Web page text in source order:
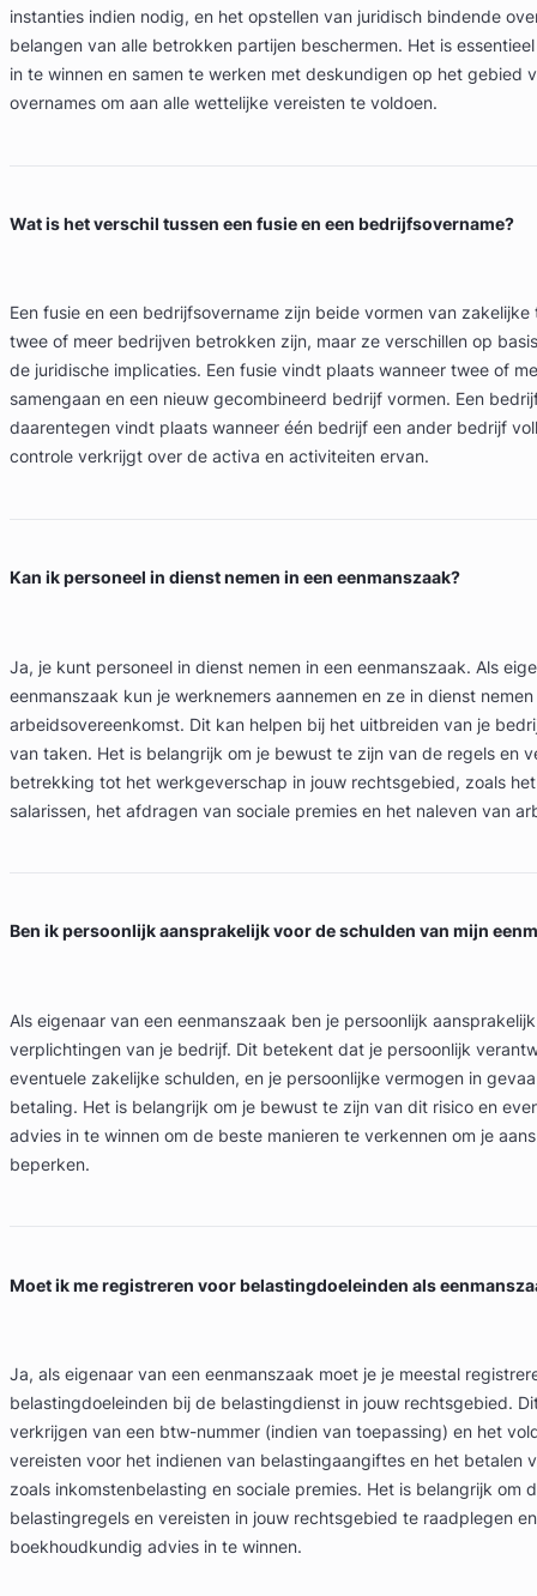
instanties indien nodig, en het opstellen van juridisch bindende
belangen van alle betrokken partijen beschermen. Het is
in te winnen en samen te werken met deskundigen op het gebied
overnames om aan alle wettelijke vereisten te voldoen.
Wat is het verschil tussen een fusie en een bedrijfsovername?
Een fusie en een bedrijfsovername zijn beide vormen van
twee of meer bedrijven betrokken zijn, maar ze verschillen op
de juridische implicaties. Een fusie vindt plaats wanneer twee of
samengaan en een nieuw gecombineerd bedrijf vormen. Een
daarentegen vindt plaats wanneer één bedrijf een ander bedrijf
controle verkrijgt over de activa en activiteiten ervan.
Kan ik personeel in dienst nemen in een eenmanszaak?
Ja, je kunt personeel in dienst nemen in een eenmanszaak. Als
eenmanszaak kun je werknemers aannemen en ze in dienst
arbeidsovereenkomst. Dit kan helpen bij het uitbreiden van je
van taken. Het is belangrijk om je bewust te zijn van de regels en
betrekking tot het werkgeverschap in jouw rechtsgebied, zoals
salarissen, het afdragen van sociale premies en het naleven van
Ben ik persoonlijk aansprakelijk voor de schulden van mijn
Als eigenaar van een eenmanszaak ben je persoonlijk
verplichtingen van je bedrijf. Dit betekent dat je persoonlijk
eventuele zakelijke schulden, en je persoonlijke vermogen in
betaling. Het is belangrijk om je bewust te zijn van dit risico en
advies in te winnen om de beste manieren te verkennen om je
beperken.
Moet ik me registreren voor belastingdoeleinden als
Ja, als eigenaar van een eenmanszaak moet je je meestal
belastingdoeleinden bij de belastingdienst in jouw rechtsgebied.
verkrijgen van een btw-nummer (indien van toepassing) en het
vereisten voor het indienen van belastingaangiftes en het betalen
zoals inkomstenbelasting en sociale premies. Het is belangrijk om
belastingregels en vereisten in jouw rechtsgebied te raadplegen
boekhoudkundig advies in te winnen.